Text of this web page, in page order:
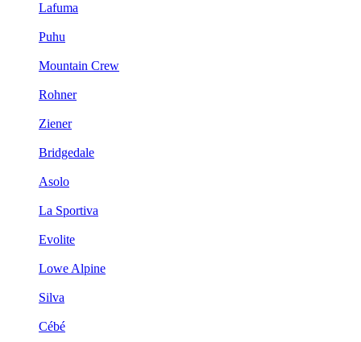
Lafuma
Puhu
Mountain Crew
Rohner
Ziener
Bridgedale
Asolo
La Sportiva
Evolite
Lowe Alpine
Silva
Cébé